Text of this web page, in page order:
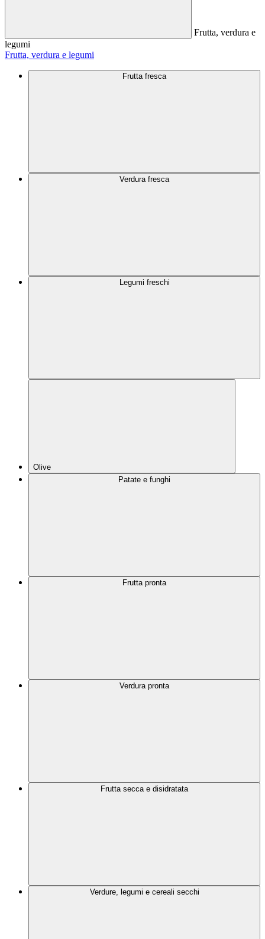
Frutta, verdura e
legumi
Frutta, verdura e legumi
Frutta fresca
Verdura fresca
Legumi freschi
Olive
Patate e funghi
Frutta pronta
Verdura pronta
Frutta secca e disidratata
Verdure, legumi e cereali secchi